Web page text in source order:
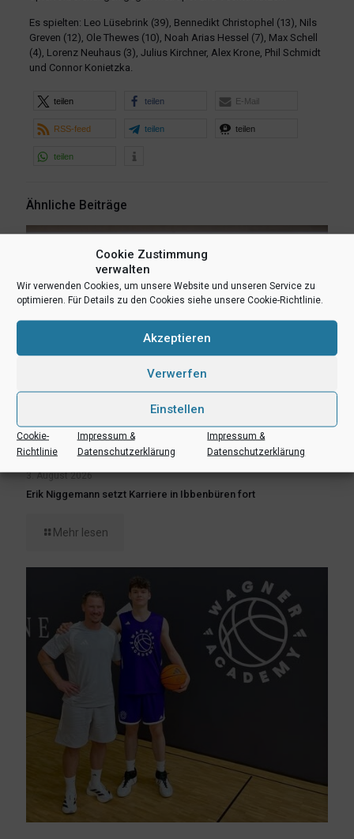
Cookie Zustimmung
verwalten
Wir verwenden Cookies, um unsere Website und unseren Service zu
optimieren. Für Details zu den Cookies siehe unsere Cookie-Richtlinie.
Akzeptieren
Verwerfen
Einstellen
Cookie-
Richtlinie
Impressum &
Datenschutzerklärung
Impressum &
Datenschutzerklärung
Es spielten: Leo Lüsebrink (39), Bennedikt Christophel (13), Nils
Greven (12), Ole Thewes (10), Noah Arias Hessel (7), Max Schell
(4), Lorenz Neuhaus (3), Julius Kirchner, Alex Krone, Phil Schmidt
und Connor Konietzka.
teilen teilen E-Mail
RSS-feed teilen teilen
teilen
Ähnliche Beiträge
3. August 2026
Erik Niggemann setzt Karriere in Ibbenbüren fort
Mehr lesen